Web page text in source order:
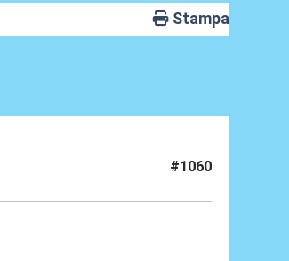
Stampa
#1060